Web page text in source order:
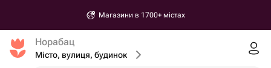
Магазини в 1700+ містах
Норабац
Місто, вулиця, будинок